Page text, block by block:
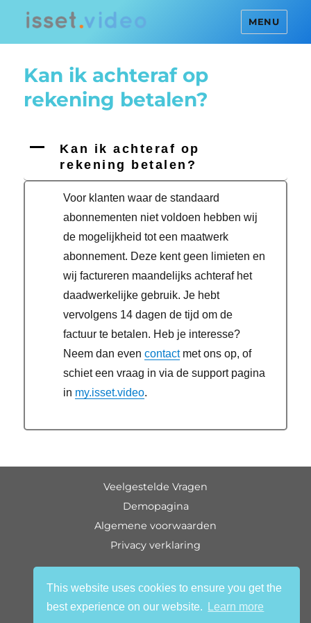
MENU
Kan ik achteraf op
rekening betalen?
A
Kan ik achteraf op
rekening betalen?
Voor klanten waar de standaard
abonnementen niet voldoen hebben wij
de mogelijkheid tot een maatwerk
abonnement. Deze kent geen limieten en
wij factureren maandelijks achteraf het
daadwerkelijke gebruik. Je hebt
vervolgens 14 dagen de tijd om de
factuur te betalen. Heb je interesse?
Neem dan evencontactmet ons op, of
schiet een vraag in via de support pagina
in my.isset.video.
Veelgestelde Vragen
Demopagina
Algemene voorwaarden
Privacy verklaring
This website uses cookies to ensure you get the
best experience on our website.
Learn more